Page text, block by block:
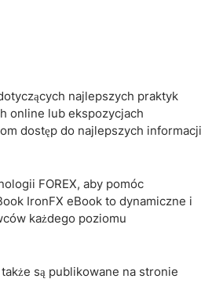
najlepszych praktyk
online lub ekspozycjach
dostęp do najlepszych informacji
FOREX, aby pomóc
IronFX eBook to dynamiczne i
każdego poziomu
są publikowane na stronie